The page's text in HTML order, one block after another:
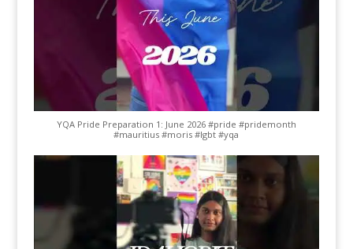
YQA Pride Preparation 1: June 2026 #pride #pridemonth
#mauritius #moris #lgbt #yqa